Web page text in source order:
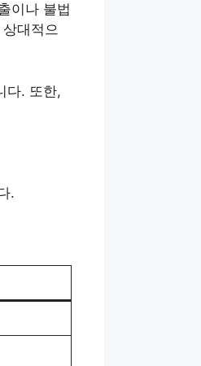
이나 불법
대적으
다. 또한,
.